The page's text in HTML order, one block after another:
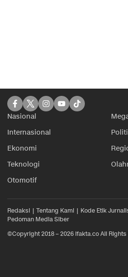
Nasional
Internasional
Ekonomi
Teknologi
Otomotif
Redaksi Tentang Kami Kode Etik
Pedoman Media Siber
©Copyright 2018 – 2026 ifakta.co All Rights